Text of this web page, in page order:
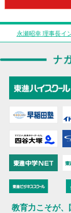
永瀬昭幸 理事長イ
教育力こそが、